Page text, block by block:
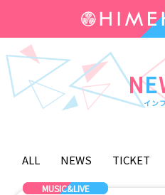
NE
イ ン
ALL NEWS TICKET
NEWS
MUSIC&LIVE